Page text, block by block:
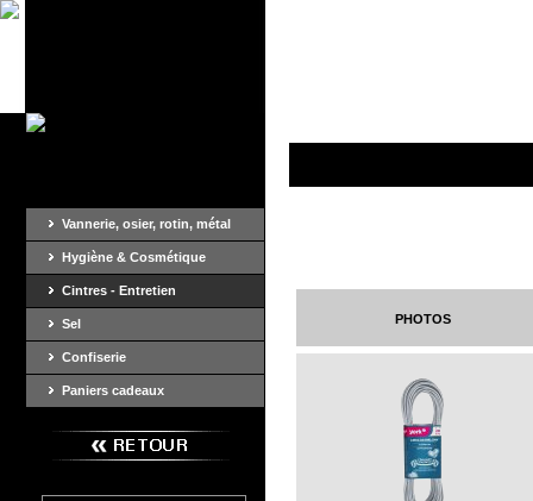
Vannerie, osier, rotin, métal
Hygiène & Cosmétique
Cintres - Entretien
Sel
Confiserie
Paniers cadeaux
photos